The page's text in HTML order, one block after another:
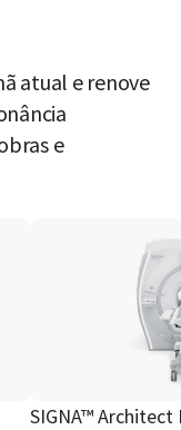
atual e renove
e
SIGNA™ Architect